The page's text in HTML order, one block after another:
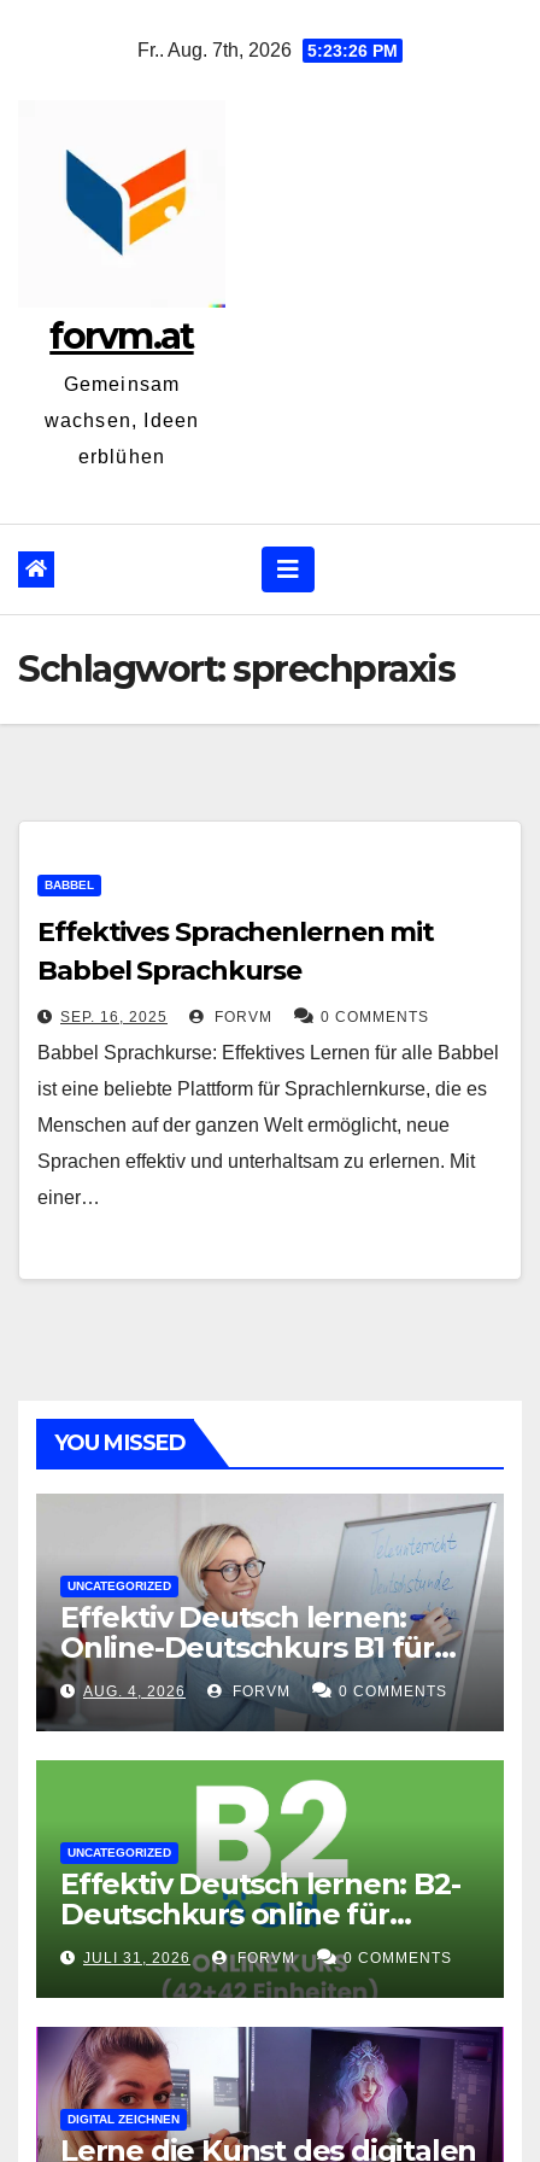
Fr.. Aug. 7th, 2026 5:23:27 PM
forvm.at
Gemeinsam
wachsen, Ideen
erblühen
Schlagwort:sprechpraxis
BABBEL
Effektives Sprachenlernen mit
Babbel Sprachkurse
SEP. 16, 2025 FORVM 0 COMMENTS
Babbel Sprachkurse: Effektives Lernen für alle Babbel
ist eine beliebte Plattform für Sprachlernkurse, die es
Menschen auf der ganzen Welt ermöglicht, neue
Sprachen effektiv und unterhaltsam zu erlernen. Mit
einer…
YOU MISSED
UNCATEGORIZED
Effektiv Deutsch lernen:
Online-Deutschkurs B1 für
flexible Lernerfolge
AUG. 4, 2026 FORVM 0 COMMENTS
UNCATEGORIZED
Effektiv Deutsch lernen: B2-
Deutschkurs online für
Fortgeschrittene
JULI 31, 2026 FORVM 0 COMMENTS
DIGITAL ZEICHNEN
Lerne die Kunst des digitalen